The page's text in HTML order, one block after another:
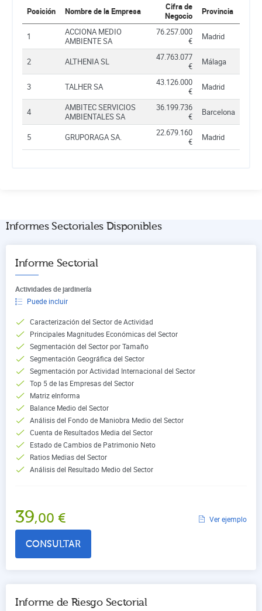
Posición Nombre de la Empresa
Cifra de
Negocio
Provincia
1
ACCIONA MEDIO
AMBIENTE SA
76.257.000
€
Madrid
2 ALTHENIA SL
47.763.077
€
Málaga
3 TALHER SA
43.126.000
€
Madrid
4
AMBITEC SERVICIOS
AMBIENTALES SA
36.199.736
€
Barcelona
5 GRUPORAGA SA.
22.679.160
€
Madrid
Informes Sectoriales Disponibles
Informe Sectorial
Actividades de jardinería
Puede incluir
Caracterización del Sector de Actividad
Principales Magnitudes Económicas del Sector
Segmentación del Sector por Tamaño
Segmentación Geográfica del Sector
Segmentación por Actividad Internacional del Sector
Top 5 de las Empresas del Sector
Matriz eInforma
Balance Medio del Sector
Análisis del Fondo de Maniobra Medio del Sector
Cuenta de Resultados Media del Sector
Estado de Cambios de Patrimonio Neto
Ratios Medias del Sector
Análisis del Resultado Medio del Sector
39,00 € Ver ejemplo
CONSULTAR
Informe de Riesgo Sectorial